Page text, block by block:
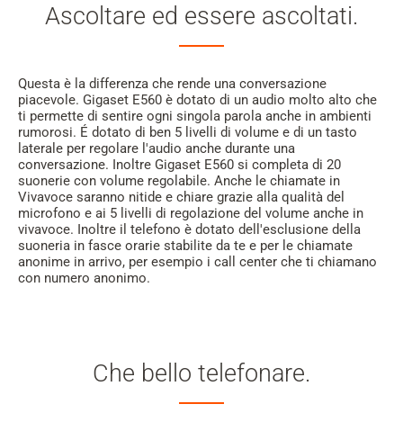
Ascoltare ed essere ascoltati.
Questa è la differenza che rende una conversazione
piacevole. Gigaset E560 è dotato di un audio molto alto che
ti permette di sentire ogni singola parola anche in ambienti
rumorosi. É dotato di ben 5 livelli di volume e di un tasto
laterale per regolare l'audio anche durante una
conversazione. Inoltre Gigaset E560 si completa di 20
suonerie con volume regolabile. Anche le chiamate in
Vivavoce saranno nitide e chiare grazie alla qualità del
microfono e ai 5 livelli di regolazione del volume anche in
vivavoce. Inoltre il telefono è dotato dell'esclusione della
suoneria in fasce orarie stabilite da te e per le chiamate
anonime in arrivo, per esempio i call center che ti chiamano
con numero anonimo.
Che bello telefonare.